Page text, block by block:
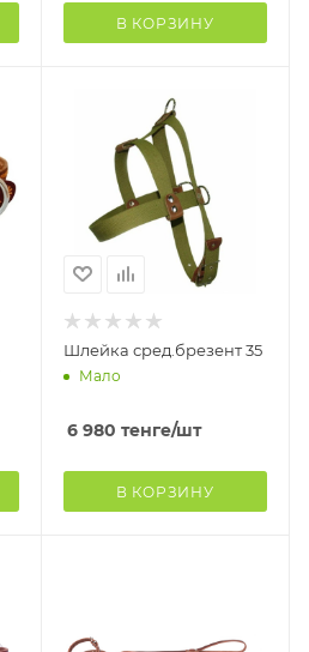
В КОРЗИНУ
Шлейка сред.брезент 35
Мало
6 980 тенге/шт
В КОРЗИНУ